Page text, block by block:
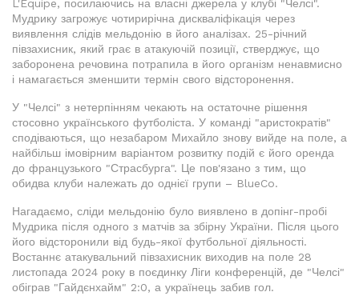
L'Equipe, посилаючись на власні джерела у клубі "Челсі".
Мудрику загрожує чотирирічна дискваліфікація через
виявлення слідів мельдонію в його аналізах. 25-річний
півзахисник, який грає в атакуючій позиції, стверджує, що
заборонена речовина потрапила в його організм ненавмисно
і намагається зменшити термін свого відсторонення.
У "Челсі" з нетерпінням чекають на остаточне рішення
стосовно українського футболіста. У команді "аристократів"
сподіваються, що незабаром Михайло знову вийде на поле, а
найбільш імовірним варіантом розвитку подій є його оренда
до французького "Страсбурга". Це пов'язано з тим, що
обидва клуби належать до однієї групи – BlueCo.
Нагадаємо, сліди мельдонію було виявлено в допінг-пробі
Мудрика після одного з матчів за збірну України. Після цього
його відсторонили від будь-якої футбольної діяльності.
Востаннє атакувальний півзахисник виходив на поле 28
листопада 2024 року в поєдинку Ліги конференцій, де "Челсі"
обіграв "Гайдєнхайм" 2:0, а українець забив гол.